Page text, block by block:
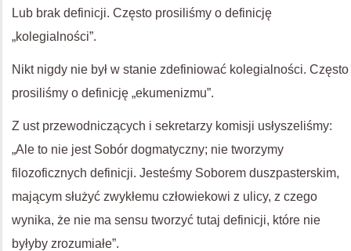
Lub brak definicji. Często prosiliśmy o definicję
„kolegialności”.
Nikt nigdy nie był w stanie zdefiniować kolegialności. Często
prosiliśmy o definicję „ekumenizmu”.
Z ust przewodniczących i sekretarzy komisji usłyszeliśmy:
„Ale to nie jest Sobór dogmatyczny; nie tworzymy
filozoficznych definicji. Jesteśmy Soborem duszpasterskim,
mającym służyć zwykłemu człowiekowi z ulicy, z czego
wynika, że nie ma sensu tworzyć tutaj definicji, które nie
byłyby zrozumiałe”.